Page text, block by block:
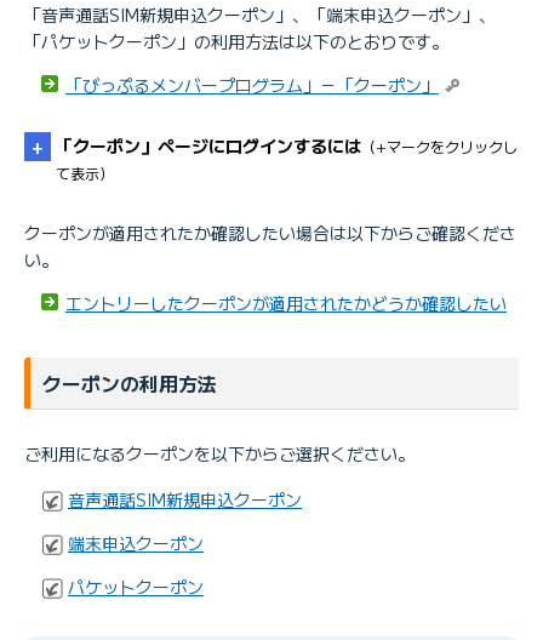
「音声通話SIM新規申込クーポン」、「端末申込クーポン」、
「パケットクーポン」の利用方法は以下のとおりです。
「びっぷるメンバープログラム」－「クーポン」
「クーポン」ページにログインするには （+マークをクリックし
て表示）
たはログインメールアドレス）とBIGLOBEパスワードが必
マイページのログイン方法が知りたい
クーポンが適用されたか確認したい場合は以下からご確認くださ
い。
エントリーしたクーポンが適用されたかどうか確認したい
クーポンの利用方法
ご利用になるクーポンを以下からご選択ください。
音声通話SIM新規申込クーポン
端末申込クーポン
パケットクーポン